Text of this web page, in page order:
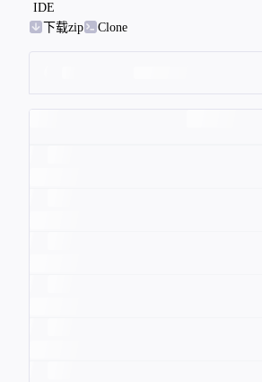
IDE
下载zip
Clone